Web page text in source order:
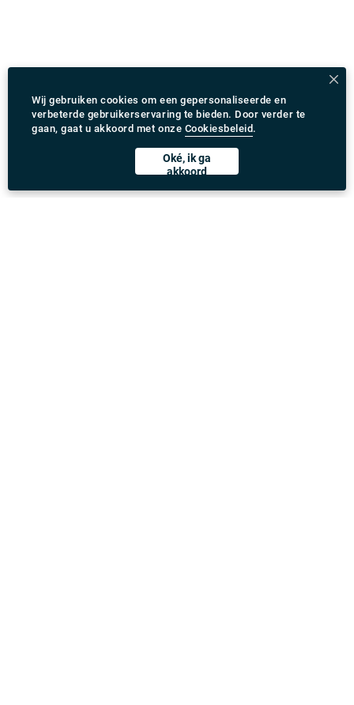
Wij gebruiken cookies om een gepersonaliseerde en
verbeterde gebruikerservaring te bieden. Door verder te
gaan, gaat u akkoord met onze Cookiesbeleid .
Oké, ik ga
akkoord